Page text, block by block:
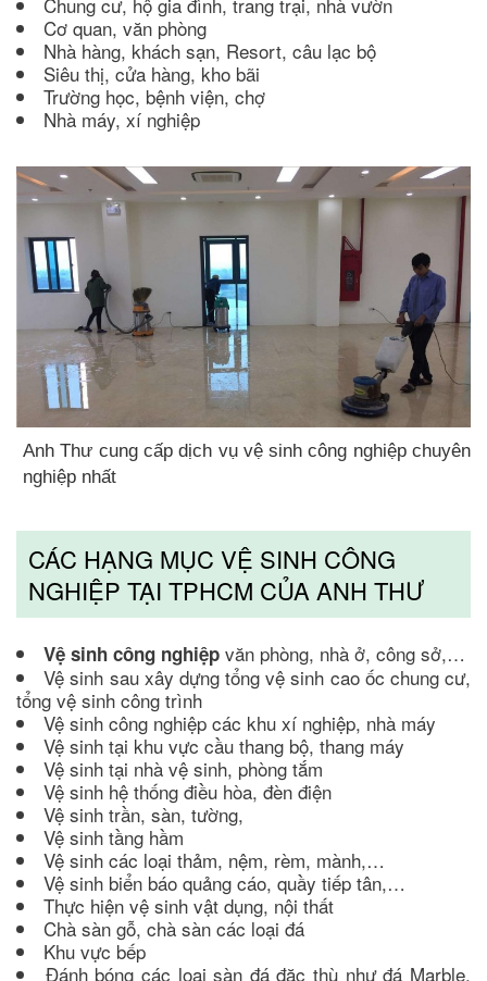
Cơ quan, văn phòng
Nhà hàng, khách sạn, Resort, câu lạc bộ
Siêu thị, cửa hàng, kho bãi
Trường học, bệnh viện, chợ
Nhà máy, xí nghiệp
Anh Thư cung cấp dịch vụ vệ sinh công nghiệp chuyên
nghiệp nhất
CÁC HẠNG MỤC VỆ SINH CÔNG
NGHIỆP TẠI TPHCM CỦA ANH THƯ
Vệ sinh công nghiệp văn phòng, nhà ở, công sở,…
Vệ sinh sau xây dựng tổng vệ sinh cao ốc chung cư,
tổng vệ sinh công trình
Vệ sinh công nghiệp các khu xí nghiệp, nhà máy
Vệ sinh tại khu vực cầu thang bộ, thang máy
Vệ sinh tại nhà vệ sinh, phòng tắm
Vệ sinh hệ thống điều hòa, đèn điện
Vệ sinh trần, sàn, tường,
Vệ sinh tầng hầm
Vệ sinh các loại thảm, nệm, rèm, mành,…
Vệ sinh biển báo quảng cáo, quầy tiếp tân,…
Thực hiện vệ sinh vật dụng, nội thất
Chà sàn gỗ, chà sàn các loại đá
Khu vực bếp
Đánh bóng các loại sàn đá đặc thù như đá Marble,